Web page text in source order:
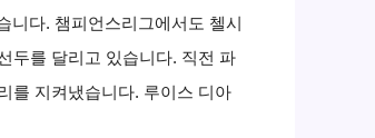
니다. 챔피언스리그에서도 첼시
두를 달리고 있습니다. 직전 파
를 지켜냈습니다. 루이스 디아